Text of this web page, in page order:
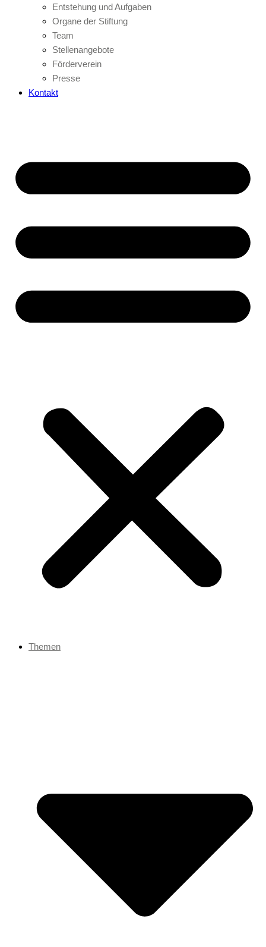
Entstehung und Aufgaben
Organe der Stiftung
Team
Stellenangebote
Förderverein
Presse
Kontakt
Themen